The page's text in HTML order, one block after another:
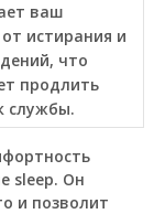
ваш
истирания и
что
продлить
службы.
sleep. Он
и позволит